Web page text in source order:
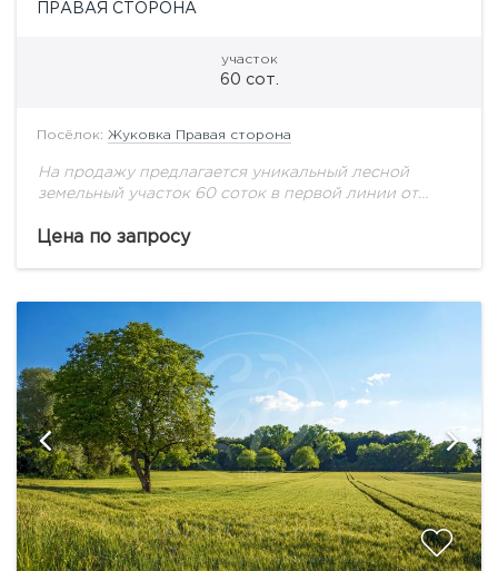
ПРАВАЯ СТОРОНА
участок
60 сот.
Посёлок: Жуковка Правая сторона
На продажу предлагается уникальный лесной
земельный участок 60 соток в первой линии от
Цена по запросу